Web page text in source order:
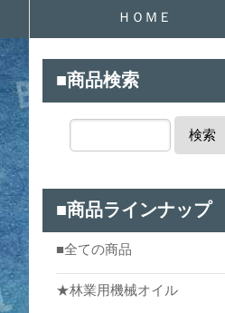
ＨＯＭＥ
■商品検索
検索
■商品ラインナップ
■全ての商品
★林業用機械オイル